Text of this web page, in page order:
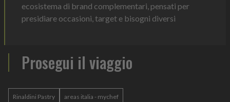
ecosistema di brand complementari, pensati per
presidiare occasioni, target e bisogni diversi
Prosegui il viaggio
Rinaldini Pastry areas italia - mychef